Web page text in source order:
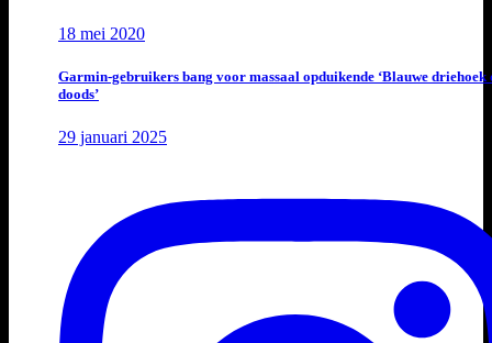
18 mei 2020
Garmin-gebruikers bang voor massaal opduikende ‘Blauwe driehoek
doods’
29 januari 2025